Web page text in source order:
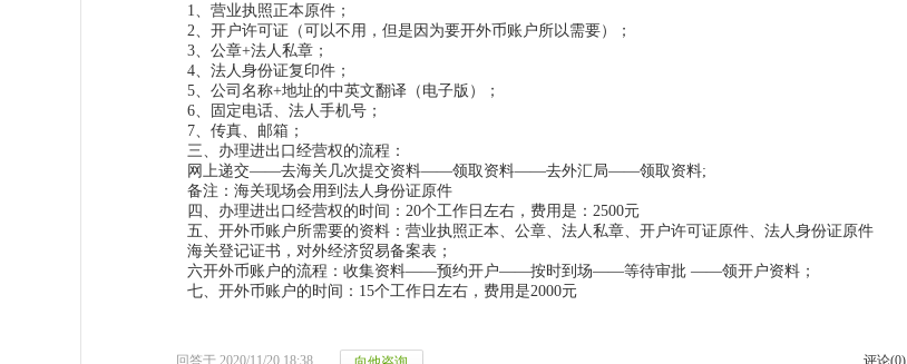
1、营业执照正本原件；
2、开户许可证（可以不用，但是因为要开外币账户所以需要）；
3、公章+法人私章；
4、法人身份证复印件；
5、公司名称+地址的中英文翻译（电子版）；
6、固定电话、法人手机号；
7、传真、邮箱；
三、办理进出口经营权的流程：
网上递交——去海关几次提交资料——领取资料——去外汇局——领取资料;
备注：海关现场会用到法人身份证原件
四、办理进出口经营权的时间：20个工作日左右，费用是：2500元
五、开外币账户所需要的资料：营业执照正本、公章、法人私章、开户许可证原件、法人身份证原件
海关登记证书，对外经济贸易备案表；
六开外币账户的流程：收集资料——预约开户——按时到场——等待审批 ——领开户资料；
七、开外币账户的时间：15个工作日左右，费用是2000元
评论(0)
回答于 2020/11/20 18:38